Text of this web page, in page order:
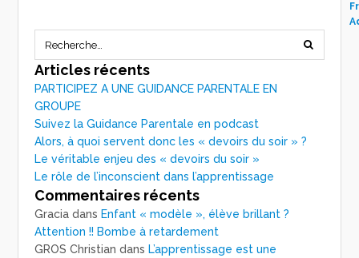
Articles récents
PARTICIPEZ A UNE GUIDANCE PARENTALE EN
GROUPE
Suivez la Guidance Parentale en podcast
Alors, à quoi servent donc les « devoirs du soir » ?
Le véritable enjeu des « devoirs du soir »
Le rôle de l’inconscient dans l’apprentissage
Commentaires récents
Gracia dans Enfant « modèle », élève brillant ?
Attention !! Bombe à retardement
GROS Christian dans L’apprentissage est une